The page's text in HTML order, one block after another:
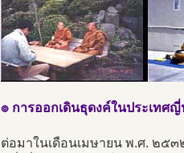
๏ การออกเดินธุดงค์ในประเทศ
ต่อมาในเดือนเมษายน พ.ศ. ๒๕